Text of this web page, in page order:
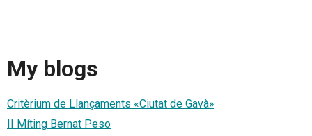
My blogs
Critèrium de Llançaments «Ciutat de Gavà»
II Míting Bernat Peso